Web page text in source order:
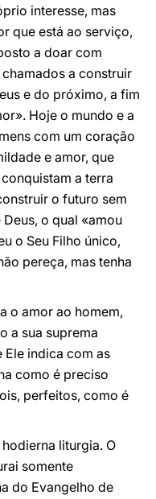
interesse, mas
que está ao serviço,
a doar com
a construir
e do próximo, a fim
Hoje o mundo e a
com um coração
e amor, que
a terra
o futuro sem
o qual «amou
o Seu Filho único,
pereça, mas tenha
o amor ao homem,
a sua suprema
indica com as
como é preciso
perfeitos, como é
liturgia. O
somente
do Evangelho de